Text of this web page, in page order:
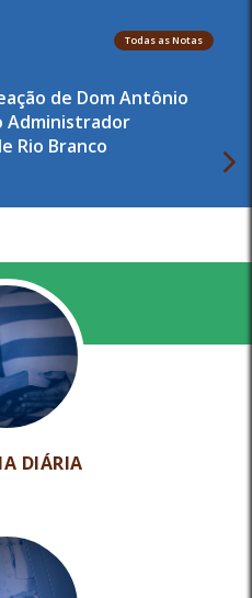
Todas as Notas
de Dom Antônio
Administrador
Rio Branco
DIÁRIA